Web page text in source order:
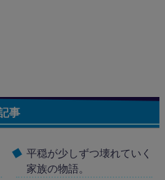
事
平穏が少しずつ壊れていく
家族の物語。